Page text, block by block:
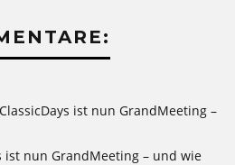
ClassicDays ist nun GrandMeeting –
ist nun GrandMeeting – und wie